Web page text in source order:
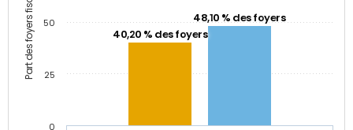
40,20 % des foyers
48,10 % des foyers
0
25
50